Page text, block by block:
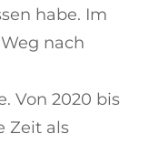
habe. Im
nach
Von 2020 bis
Zeit als